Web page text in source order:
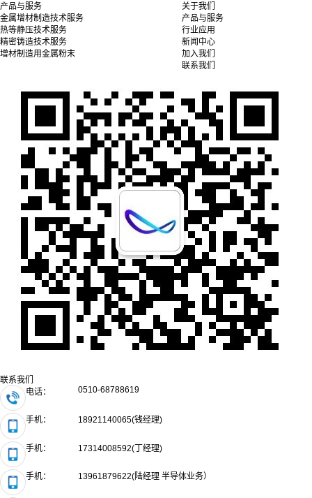
产品与服务
金属增材制造技术服务
热等静压技术服务
精密铸造技术服务
增材制造用金属粉末
关于我们
产品与服务
行业应用
新闻中心
加入我们
联系我们
联系我们
电话：
0510-68788619
手机： 18921140065(钱经理)
手机： 17314008592(丁经理)
手机： 13961879622(陆经理 半导体业务）